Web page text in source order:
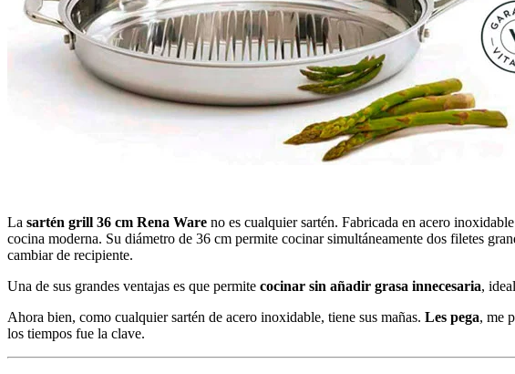
La sartén grill 36 cm Rena Ware no es cualquier sartén. Fabricada en acero
cocina moderna. Su diámetro de 36 cm permite cocinar simultáneamente dos filetes
cambiar de recipiente.
Una de sus grandes ventajas es que permite cocinar sin añadir grasa innecesaria,
Ahora bien, como cualquier sartén de acero inoxidable, tiene sus mañas. Les pega, me
los tiempos fue la clave.